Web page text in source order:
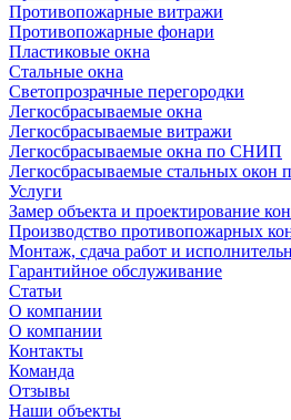
Противопожарные витражи
Противопожарные фонари
Пластиковые окна
Стальные окна
Светопрозрачные перегородки
Легкосбрасываемые окна
Легкосбрасываемые витражи
Легкосбрасываемые окна по СНИП
Легкосбрасываемые стальных окон
Услуги
Замер объекта и проектирование
Производство противопожарных
Монтаж, сдача работ и
Гарантийное обслуживание
Статьи
О компании
О компании
Контакты
Команда
Отзывы
Наши объекты